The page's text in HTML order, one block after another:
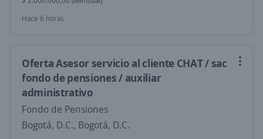
Hace 6 horas
Oferta Asesor servicio al cliente CHAT / sac
fondo de pensiones / auxiliar
administrativo
Fondo de Pensiones
Bogotá, D.C., Bogotá, D.C.